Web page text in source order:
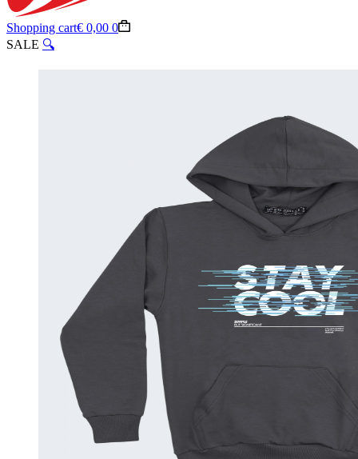
Shopping cart€ 0,00 0
SALE 🔍